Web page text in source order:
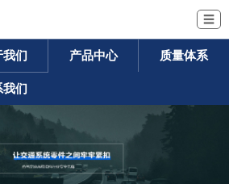
☰
我们 产品中心 质量体系
们